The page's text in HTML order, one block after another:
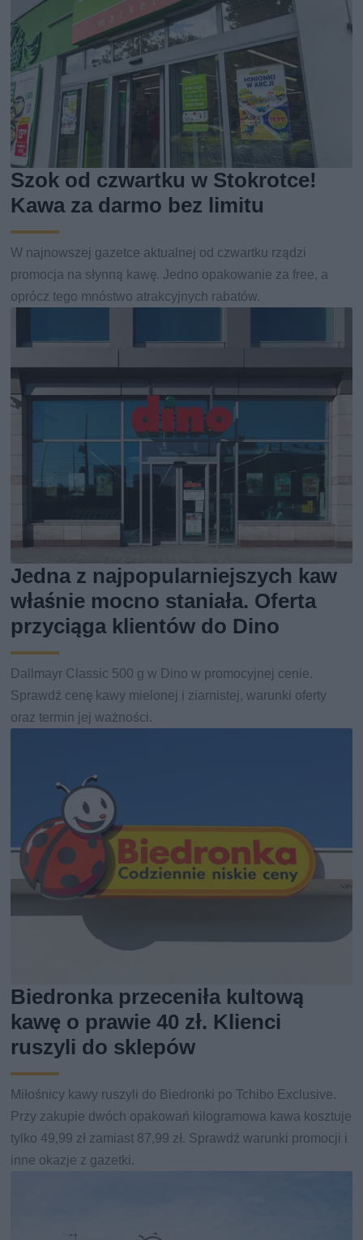
Szok od czwartku w Stokrotce!
Kawa za darmo bez limitu
W najnowszej gazetce aktualnej od czwartku rządzi
promocja na słynną kawę. Jedno opakowanie za free, a
oprócz tego mnóstwo atrakcyjnych rabatów.
Jedna z najpopularniejszych kaw
właśnie mocno staniała. Oferta
przyciąga klientów do Dino
Dallmayr Classic 500 g w Dino w promocyjnej cenie.
Sprawdź cenę kawy mielonej i ziarnistej, warunki oferty
oraz termin jej ważności.
Biedronka przeceniła kultową
kawę o prawie 40 zł. Klienci
ruszyli do sklepów
Miłośnicy kawy ruszyli do Biedronki po Tchibo Exclusive.
Przy zakupie dwóch opakowań kilogramowa kawa kosztuje
tylko 49,99 zł zamiast 87,99 zł. Sprawdź warunki promocji i
inne okazje z gazetki.